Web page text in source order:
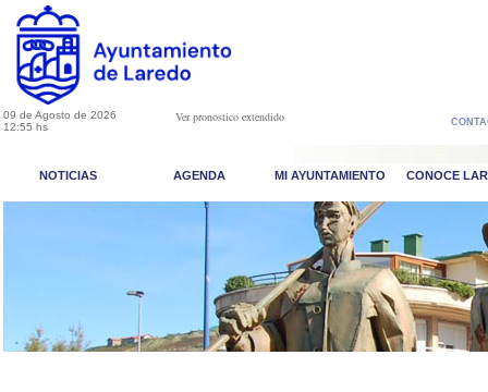
09 de Agosto de 2026
12:55 hs
Ver pronostico extendido
NOTICIAS AGENDA MI AYUNTAMIENTO CONOCE